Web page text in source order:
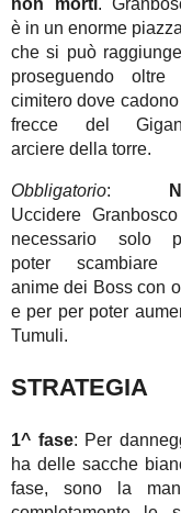
non morti .
è in un enorme
che si può
proseguendo oltre
cimitero dove
frecce del
arciere della torre.
Obbligatorio:
Uccidere
necessario solo
poter scambiare
anime dei Boss con
e per per poter
Tumuli.
STRATEGIA
1^ fase: Per
ha delle sacche
fase, sono la